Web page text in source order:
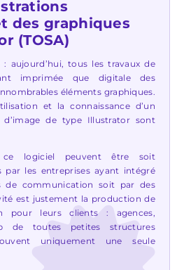
des graphiques
(TOSA)
aujourd’hui, tous les travaux de
imprimée que digitale des
éléments graphiques.
et la connaissance d’un
de type Illustrator sont
ce logiciel peuvent être soit
par les entreprises ayant intégré
de communication soit par des
est justement la production de
pour leurs clients : agences,
de toutes petites structures
uniquement une seule